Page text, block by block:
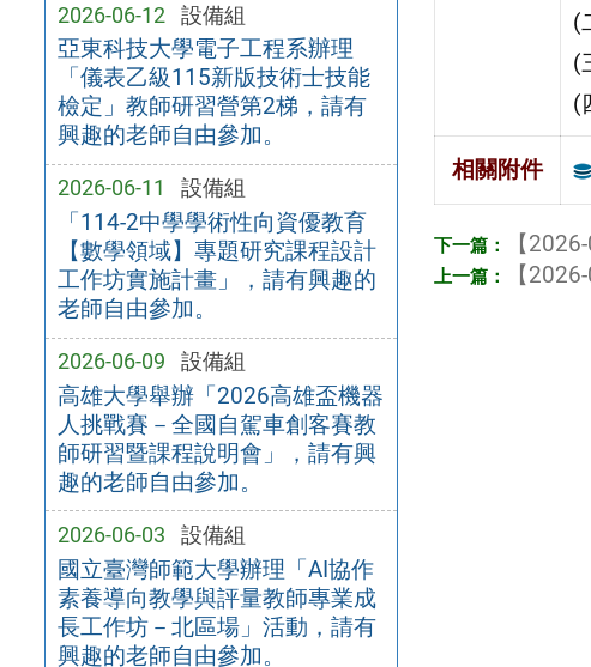
2026-06-12 設備組
亞東科技大學電子工程系辦理
「儀表乙級115新版技術士技能
檢定」教師研習營第2梯，請有
興趣的老師自由參加。
2026-06-11 設備組
「114-2中學學術性向資優教育
【數學領域】專題研究課程設計
工作坊實施計畫」，請有興趣的
老師自由參加。
2026-06-09 設備組
高雄大學舉辦「2026高雄盃機器
人挑戰賽－全國自駕車創客賽教
師研習暨課程說明會」，請有興
趣的老師自由參加。
2026-06-03 設備組
國立臺灣師範大學辦理「AI協作
素養導向教學與評量教師專業成
長工作坊－北區場」活動，請有
興趣的老師自由參加。
(
(
(
相關附件
【
【